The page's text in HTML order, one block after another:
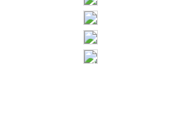
LIÊN HỆ